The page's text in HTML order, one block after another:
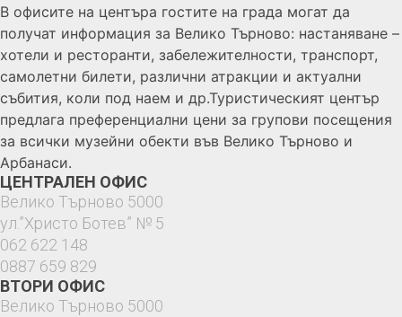
В офисите на центъра гостите на града могат да
получат информация за Велико Търново: настаняване –
хотели и ресторанти, забележителности, транспорт,
самолетни билети, различни атракции и актуални
събития, коли под наем и др.Туристическият център
предлага преференциални цени за групови посещения
за всички музейни обекти във Велико Търново и
Арбанаси.
ЦЕНТРАЛЕН ОФИС
Велико Търново 5000
ул.”Христо Ботев” № 5
062 622 148
0887 659 829
ВТОРИ ОФИС
Велико Търново 5000